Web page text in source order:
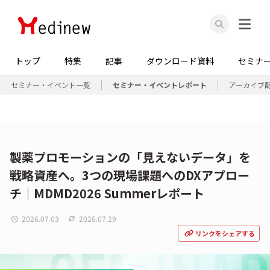
トップ 特集 記事 ダウンロード資料 セミナ
セミナー・イベント一覧 セミナー・イベントレポート アーカイブ
製薬プロモーションの「見えないデータ」を
戦略資産へ。3つの現場課題へのDXアプロー
チ｜MDMD2026 Summerレポート
2026.07.03 2026.07.29
リンクをシェアする